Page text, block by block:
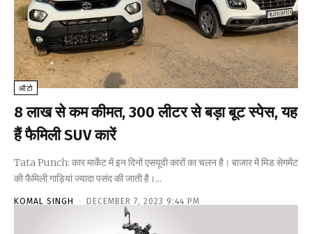
ऑटो
8 लाख से कम कीमत, 300 लीटर से बड़ा बूट स्पेस, यह
हैं फैमिली SUV कारें
Tata Punch: कार मार्केट में इन दिनों एसयूवी कारों का चलन है। बाजार में मिड सेगमेंट
की फैमिली गाड़ियां ज्यादा पसंद की जाती है।...
KOMAL SINGH - DECEMBER 7, 2023 9:44 PM